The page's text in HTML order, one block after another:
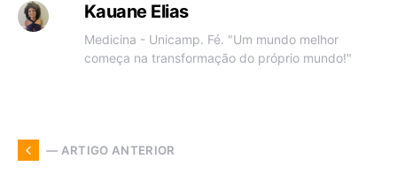
Kauane Elias
Medicina - Unicamp. Fé. "Um mundo melhor
começa na transformação do próprio mundo!"
— ARTIGO ANTERIOR